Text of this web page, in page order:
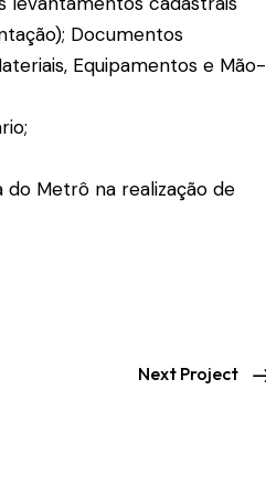
Documentos
Equipamentos e Mão-
Metrô na realização de
Next Project